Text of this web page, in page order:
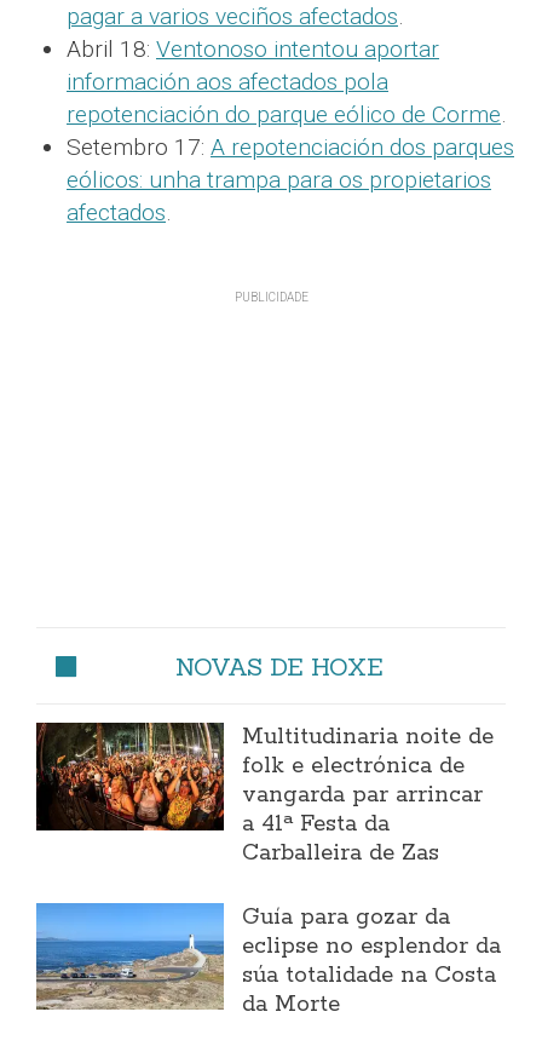
pagar a varios veciños afectados
Abril 18: Ventonoso intentou aportar
información aos afectados pola
repotenciación do parque eólico de Corme
Setembro 17: A repotenciación dos parques
eólicos: unha trampa para os propietarios
afectados
NOVAS DE HOXE
Multitudinaria noite de
folk e electrónica de
vangarda par arrincar
a 41ª Festa da
Carballeira de Zas
Guía para gozar da
eclipse no esplendor da
súa totalidade na Costa
da Morte